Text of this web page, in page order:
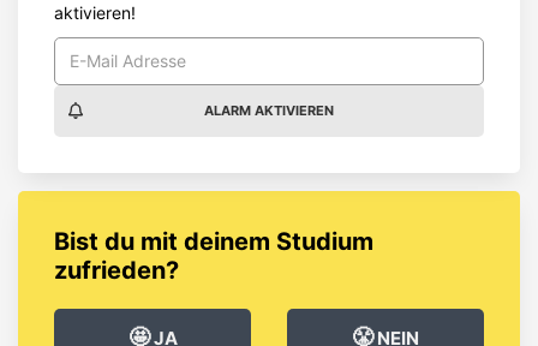
aktivieren!
ALARM AKTIVIEREN
Bist du mit deinem Studium
zufrieden?
🤩JA 😤NEIN